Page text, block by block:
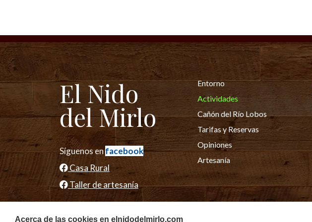
Acerca de las cookies en elnidodelmirlo.com
El Nido
del Mirlo
Síguenos enfacebook
Casa Rural
Taller de artesanía
Entorno
Actividades
Cañón del Río Lobos
Tarifas y Reservas
Opiniones
Artesanía